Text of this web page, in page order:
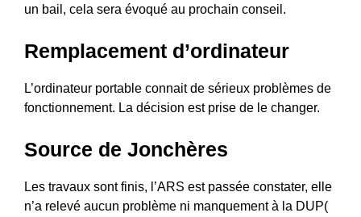
un bail, cela sera évoqué au prochain conseil.
Remplacement d’ordinateur
L’ordinateur portable connait de sérieux problèmes de
fonctionnement. La décision est prise de le changer.
Source de Jonchères
Les travaux sont finis, l’ARS est passée constater, elle
n’a relevé aucun problème ni manquement à la DUP(